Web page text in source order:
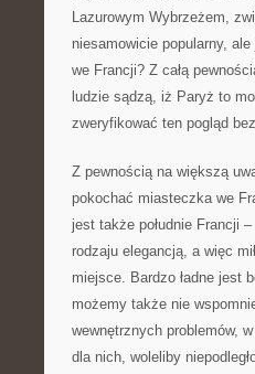
Lazurowym Wybrzeżem,
niesamowicie popularny,
we Francji? Z całą
ludzie sądzą, iż Paryż to
zweryfikować ten pogląd
Z pewnością na większą
pokochać miasteczka we
jest także południe Francji
rodzaju elegancją, a więc
miejsce. Bardzo ładne jest
możemy także nie
wewnętrznych problemów,
dla nich, woleliby